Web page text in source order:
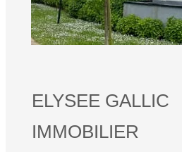
ELYSEE GALLIC
IMMOBILIER